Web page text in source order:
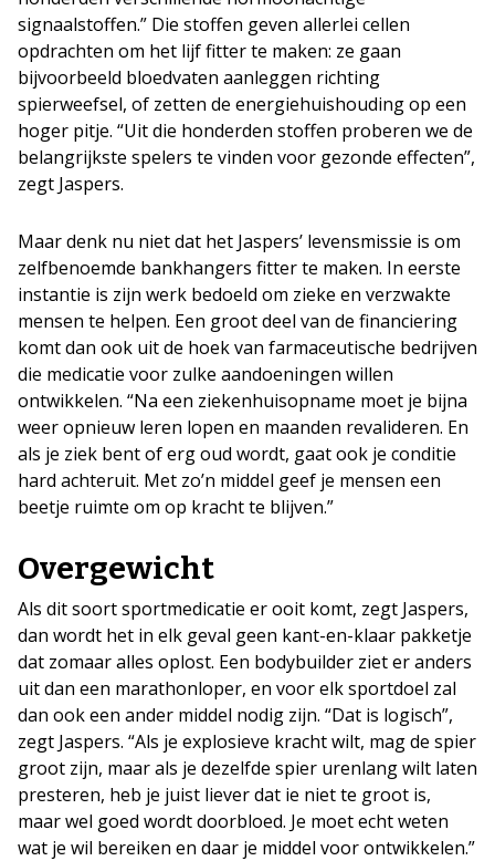
signaalstoffen.” Die stoffen geven allerlei cellen
opdrachten om het lijf fitter te maken: ze gaan
bijvoorbeeld bloedvaten aanleggen richting
spierweefsel, of zetten de energiehuishouding op een
hoger pitje. “Uit die honderden stoffen proberen we de
belangrijkste spelers te vinden voor gezonde effecten”,
zegt Jaspers.
Maar denk nu niet dat het Jaspers’ levensmissie is om
zelfbenoemde bankhangers fitter te maken. In eerste
instantie is zijn werk bedoeld om zieke en verzwakte
mensen te helpen. Een groot deel van de financiering
komt dan ook uit de hoek van farmaceutische bedrijven
die medicatie voor zulke aandoeningen willen
ontwikkelen. “Na een ziekenhuisopname moet je bijna
weer opnieuw leren lopen en maanden revalideren. En
als je ziek bent of erg oud wordt, gaat ook je conditie
hard achteruit. Met zo’n middel geef je mensen een
beetje ruimte om op kracht te blijven.”
Overgewicht
Als dit soort sportmedicatie er ooit komt, zegt Jaspers,
dan wordt het in elk geval geen kant-en-klaar pakketje
dat zomaar alles oplost. Een bodybuilder ziet er anders
uit dan een marathonloper, en voor elk sportdoel zal
dan ook een ander middel nodig zijn. “Dat is logisch”,
zegt Jaspers. “Als je explosieve kracht wilt, mag de spier
groot zijn, maar als je dezelfde spier urenlang wilt laten
presteren, heb je juist liever dat ie niet te groot is,
maar wel goed wordt doorbloed. Je moet echt weten
wat je wil bereiken en daar je middel voor ontwikkelen.”